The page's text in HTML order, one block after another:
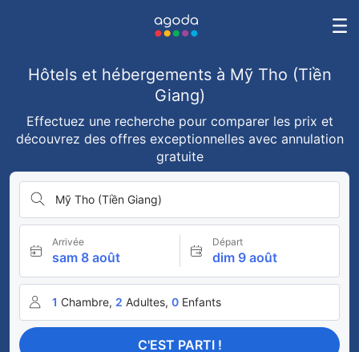
Hôtels et hébergements à Mỹ Tho (Tiền
Giang)
Effectuez une recherche pour comparer les prix et
découvrez des offres exceptionnelles avec annulation
gratuite
Mỹ Tho (Tiền Giang)
Arrivée
sam 8 août
Départ
dim 9 août
1 Chambre, 2 Adultes, 0 Enfants
C'EST PARTI !